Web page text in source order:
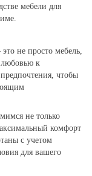
мебели для
не просто мебель,
любовью к
чтобы
не только
комфорт
с учетом
для вашего